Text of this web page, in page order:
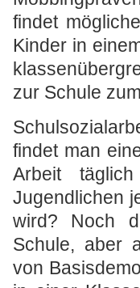
findet
Kinder in
zur Schule
findet man
Arbeit
Jugendlichen
wird? Noch
Schule, aber
von